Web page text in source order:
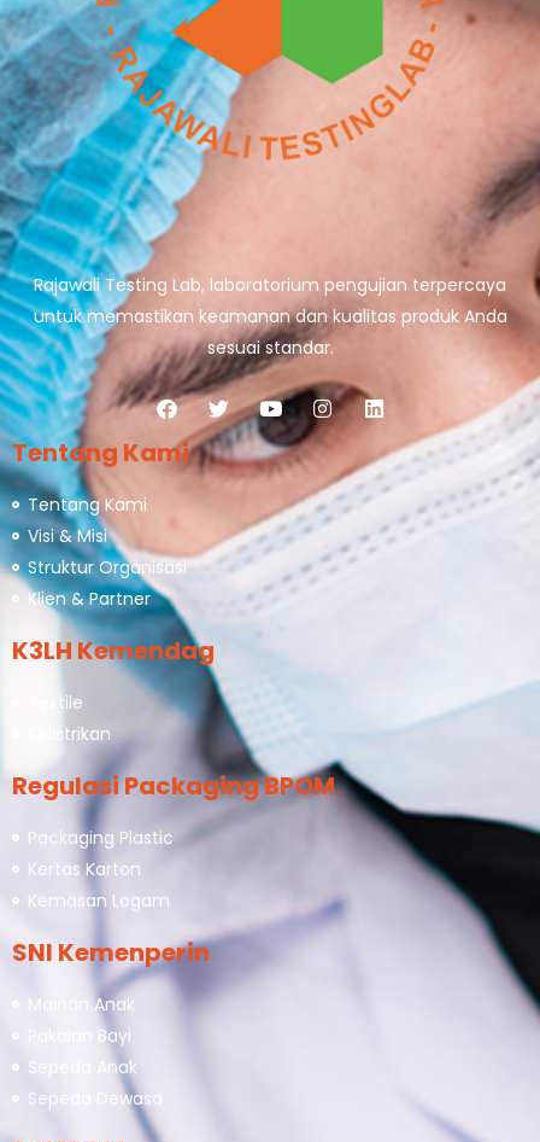
Rajawali Testing Lab, laboratorium pengujian terpercaya
untuk memastikan keamanan dan kualitas produk Anda
sesuai standar.
Tentang Kami
Tentang Kami
Visi & Misi
Struktur Organisasi
Klien & Partner
K3LH Kemendag
Textile
Kelistrikan
Regulasi Packaging BPOM
Packaging Plastic
Kertas Karton
Kemasan Logam
SNI Kemenperin
Mainan Anak
Pakaian Bayi
Sepeda Anak
Sepeda Dewasa